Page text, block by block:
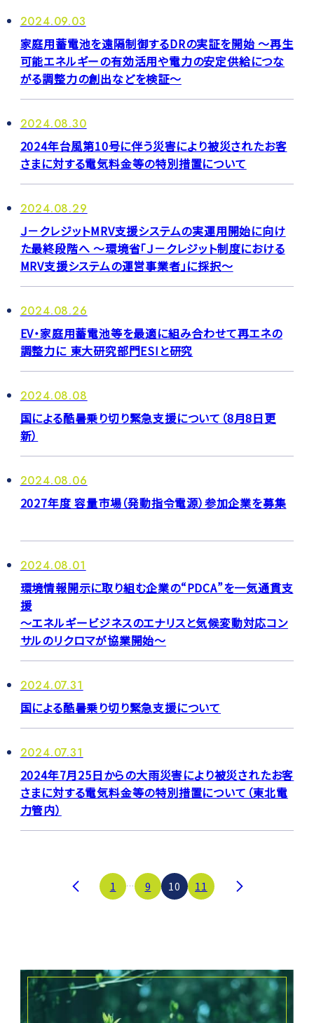
2024.09.03
家庭用蓄電池を遠隔制御するDRの実証を開始 ～再生
可能エネルギーの有効活用や電力の安定供給につな
がる調整力の創出などを検証～
2024.08.30
2024年台風第10号に伴う災害により被災されたお客
さまに対する電気料金等の特別措置について
2024.08.29
Ｊ－クレジットMRV支援システムの実運用開始に向け
た最終段階へ ～環境省「Ｊ－クレジット制度における
MRV支援システムの運営事業者」に採択～
2024.08.26
EV・家庭用蓄電池等を最適に組み合わせて再エネの
調整力に 東大研究部門ESIと研究
2024.08.08
国による酷暑乗り切り緊急支援について（8月8日更
新）
2024.08.06
2027年度 容量市場（発動指令電源）参加企業を募集
2024.08.01
環境情報開示に取り組む企業の“PDCA”を一気通貫支
援
～エネルギービジネスのエナリスと気候変動対応コン
サルのリクロマが協業開始～
2024.07.31
国による酷暑乗り切り緊急支援について
2024.07.31
2024年7月25日からの大雨災害により被災されたお客
さまに対する電気料金等の特別措置について（東北電
力管内）
1 … 9 10 11